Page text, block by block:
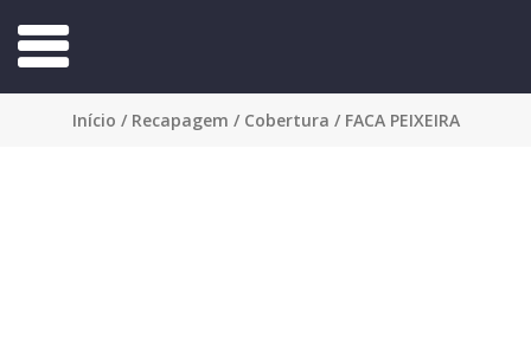
Início / Recapagem / Cobertura / FACA PEIXEIRA